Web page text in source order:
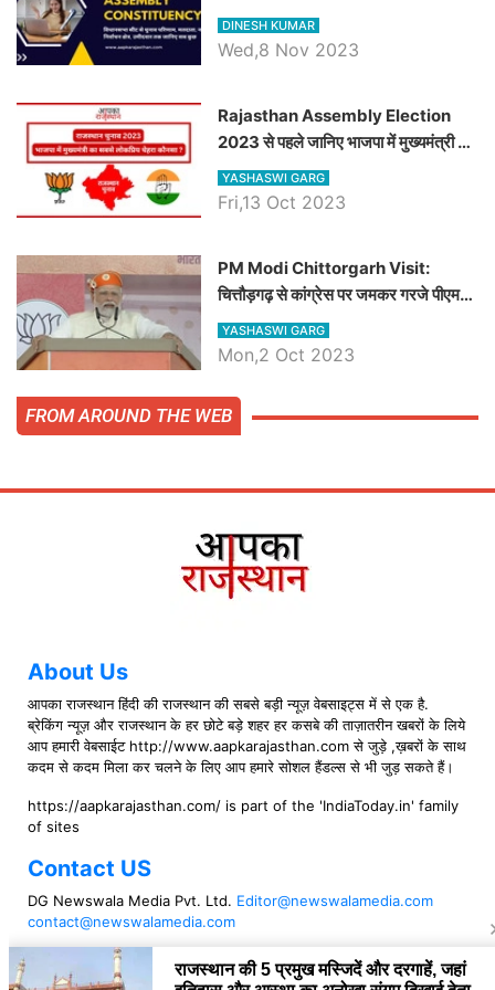
चौधरी तो अमित चौधरी होंगे भाजपा उम्मीदवार,
जानिये हनुमानगढ़ विधानसभा सीट के ताजा
DINESH KUMAR
Wed,8 Nov 2023
Rajasthan Assembly Election
2023 से पहले जानिए भाजपा में मुख्यमंत्री का
सबसे लोकप्रिय चेहरा कौनसा ?
YASHASWI GARG
Fri,13 Oct 2023
PM Modi Chittorgarh Visit:
चित्तौड़गढ़ से कांग्रेस पर जमकर गरजे पीएम
मोदी, जाने प्रधानमंत्री के भाषण की बड़ी
बातें, देखें वीडियो
YASHASWI GARG
Mon,2 Oct 2023
FROM AROUND THE WEB
About Us
आपका राजस्थान हिंदी की राजस्थान की सबसे बड़ी न्यूज़ वेबसाइट्स में से एक है.
ब्रेकिंग न्यूज़ और राजस्थान के हर छोटे बड़े शहर हर कसबे की ताज़ातरीन खबरों के लिये
आप हमारी वेबसाईट http://www.aapkarajasthan.com से जुड़े ,ख़बरों के साथ
कदम से कदम मिला कर चलने के लिए आप हमारे सोशल हैंडल्स से भी जुड़ सकते हैं।
https://aapkarajasthan.com/ is part of the 'IndiaToday.in' family
of sites
Contact US
DG Newswala Media Pvt. Ltd. Editor@newswalamedia.com
contact@newswalamedia.com
Follow US